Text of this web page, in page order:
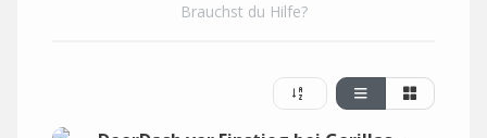
Brauchst du Hilfe?